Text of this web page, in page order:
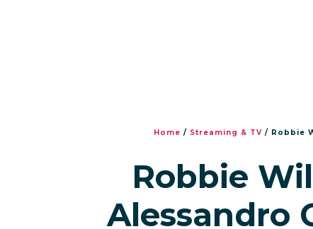
Home / Streaming & TV/ Robbie
Robbie
Alessandro